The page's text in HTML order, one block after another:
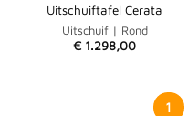
Uitschuiftafel Cerata
Uitschuif | Rond
€ 1.298,00
1